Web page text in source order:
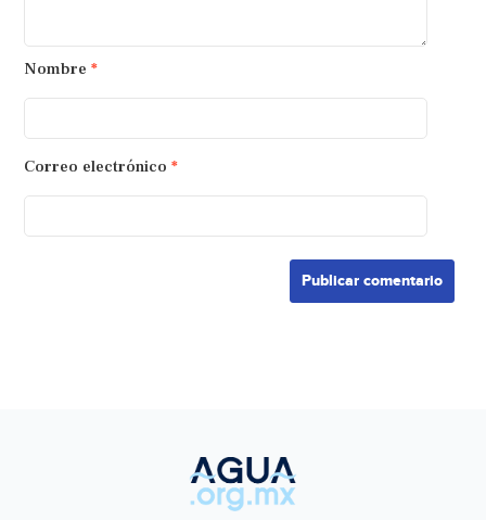
Nombre *
Correo electrónico *